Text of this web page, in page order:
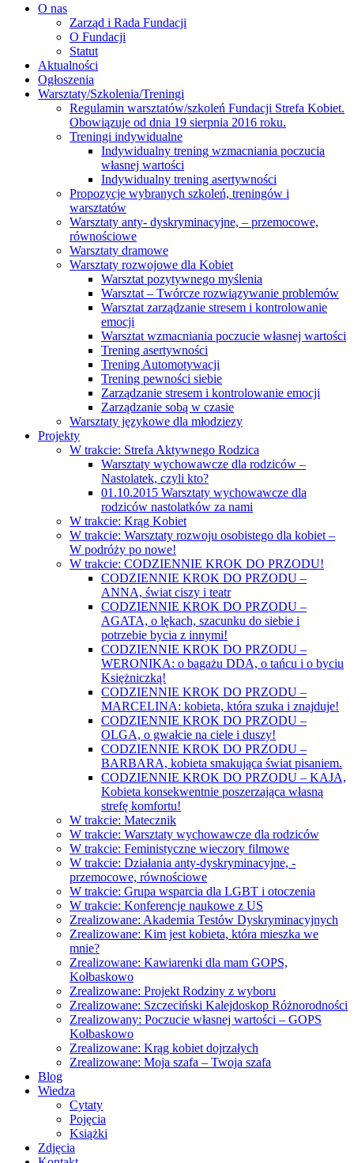
O nas
Zarząd i Rada Fundacji
O Fundacji
Statut
Aktualności
Ogłoszenia
Warsztaty/Szkolenia/Treningi
Regulamin warsztatów/szkoleń Fundacji Strefa Kobiet.
Obowiązuje od dnia 19 sierpnia 2016 roku.
Treningi indywidualne
Indywidualny trening wzmacniania poczucia
własnej wartości
Indywidualny trening asertywności
Propozycje wybranych szkoleń, treningów i
warsztatów
Warsztaty anty- dyskryminacyjne, – przemocowe,
równościowe
Warsztaty dramowe
Warsztaty rozwojowe dla Kobiet
Warsztat pozytywnego myślenia
Warsztat – Twórcze rozwiązywanie problemów
Warsztat zarządzanie stresem i kontrolowanie
emocji
Warsztat wzmacniania poczucie własnej wartości
Trening asertywności
Trening Automotywacji
Trening pewności siebie
Zarządzanie stresem i kontrolowanie emocji
Zarządzanie sobą w czasie
Warsztaty językowe dla młodziezy
Projekty
W trakcie: Strefa Aktywnego Rodzica
Warsztaty wychowawcze dla rodziców –
Nastolatek, czyli kto?
01.10.2015 Warsztaty wychowawcze dla
rodziców nastolatków za nami
W trakcie: Krąg Kobiet
W trakcie: Warsztaty rozwoju osobistego dla kobiet –
W podróży po nowe!
W trakcie: CODZIENNIE KROK DO PRZODU!
CODZIENNIE KROK DO PRZODU –
ANNA, świat ciszy i teatr
CODZIENNIE KROK DO PRZODU –
AGATA, o lękach, szacunku do siebie i
potrzebie bycia z innymi!
CODZIENNIE KROK DO PRZODU –
WERONIKA: o bagażu DDA, o tańcu i o byciu
Księżniczką!
CODZIENNIE KROK DO PRZODU –
MARCELINA: kobieta, która szuka i znajduje!
CODZIENNIE KROK DO PRZODU –
OLGA, o gwałcie na ciele i duszy!
CODZIENNIE KROK DO PRZODU –
BARBARA, kobieta smakująca świat pisaniem.
CODZIENNIE KROK DO PRZODU – KAJA,
Kobieta konsekwentnie poszerzająca własną
strefę komfortu!
W trakcie: Matecznik
W trakcie: Warsztaty wychowawcze dla rodziców
W trakcie: Feministyczne wieczory filmowe
W trakcie: Działania anty-dyskryminacyjne, -
przemocowe, równościowe
W trakcie: Grupa wsparcia dla LGBT i otoczenia
W trakcie: Konferencje naukowe z US
Zrealizowane: Akademia Testów Dyskryminacyjnych
Zrealizowane: Kim jest kobieta, która mieszka we
mnie?
Zrealizowane: Kawiarenki dla mam GOPS,
Kołbaskowo
Zrealizowane: Projekt Rodziny z wyboru
Zrealizowane: Szczeciński Kalejdoskop Różnorodności
Zrealizowany: Poczucie własnej wartości – GOPS
Kołbaskowo
Zrealizowane: Krąg kobiet dojrzałych
Zrealizowane: Moja szafa – Twoja szafa
Blog
Wiedza
Cytaty
Pojęcia
Książki
Zdjęcia